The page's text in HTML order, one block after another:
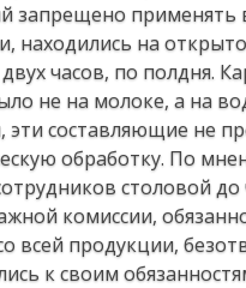
запрещено
находились на
часов, по полдня.
не на молоке, а на
эти составляющие не
обработку. По
столовой до
комиссии,
всей продукции,
к своим